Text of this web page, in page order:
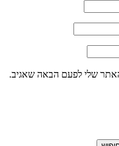
שלי לפעם הבאה שאגיב.